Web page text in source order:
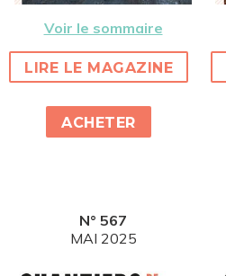
Voir le sommaire
LIRE LE MAGAZINE
ACHETER
N° 567
MAI 2025